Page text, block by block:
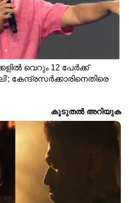
കപ്പല്‍ വാടക,
അസംസ്‌കൃത
വര്‍ധിക്കുന്നത്
ഗാര്‍ഹിക
വില പതുക്കെ